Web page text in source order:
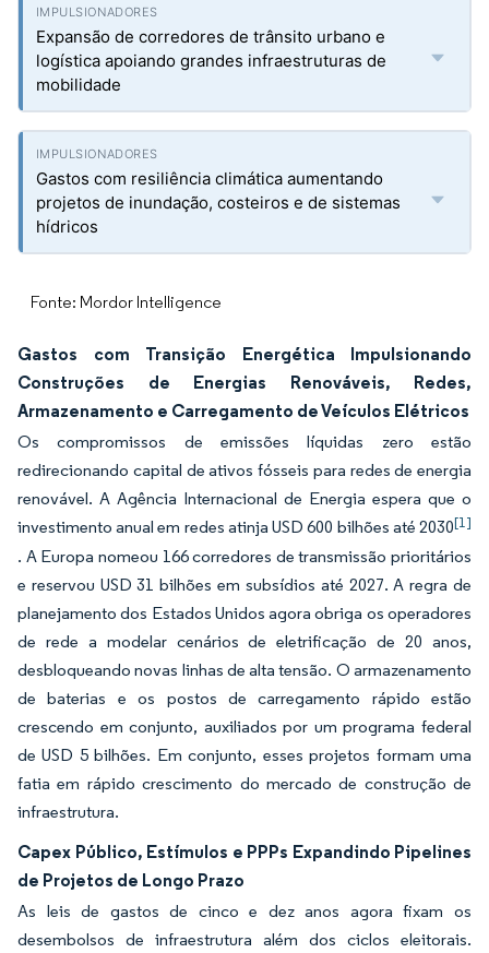
Expansão de corredores de trânsito urbano e
logística apoiando grandes infraestruturas de
mobilidade
Gastos com resiliência climática aumentando
projetos de inundação, costeiros e de sistemas
hídricos
Fonte: Mordor Intelligence
Gastos com Transição Energética Impulsionando
Construções de Energias Renováveis, Redes,
Armazenamento e Carregamento de Veículos Elétricos
Os compromissos de emissões líquidas zero estão
redirecionando capital de ativos fósseis para redes de energia
renovável. A Agência Internacional de Energia espera que o
investimento anual em redes atinja USD 600 bilhões até 2030[1]
. A Europa nomeou 166 corredores de transmissão prioritários
e reservou USD 31 bilhões em subsídios até 2027. A regra de
planejamento dos Estados Unidos agora obriga os operadores
de rede a modelar cenários de eletrificação de 20 anos,
desbloqueando novas linhas de alta tensão. O armazenamento
de baterias e os postos de carregamento rápido estão
crescendo em conjunto, auxiliados por um programa federal
de USD 5 bilhões. Em conjunto, esses projetos formam uma
fatia em rápido crescimento do mercado de construção de
infraestrutura.
Capex Público, Estímulos e PPPs Expandindo Pipelines
de Projetos de Longo Prazo
As leis de gastos de cinco e dez anos agora fixam os
desembolsos de infraestrutura além dos ciclos eleitorais.